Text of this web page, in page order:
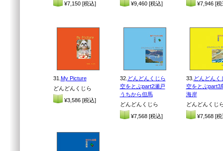
¥7,150 [税込]
¥9,460 [税込]
¥7,946 [税
31. My Picture
どんどんくじら
¥3,586 [税込]
32. どんどんくじら
空をとぶpart2瀬戸
うちから但馬
どんどんくじら
¥7,568 [税込]
33. どんどんく
空をとぶpart3
海岸
どんどんくじ
¥7,568 [税